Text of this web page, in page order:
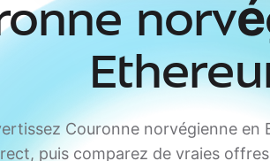
Couronne norvégienne en
puis comparez de vraies